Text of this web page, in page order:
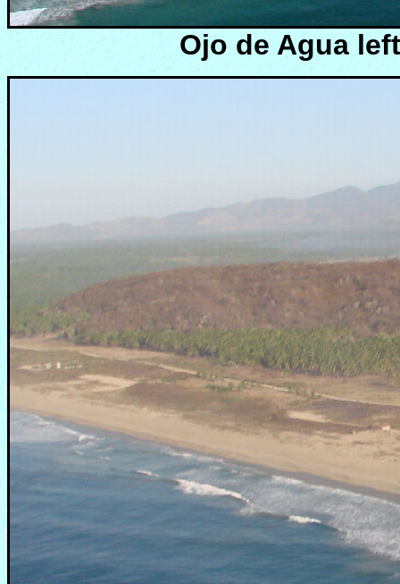
Ojo de Agua